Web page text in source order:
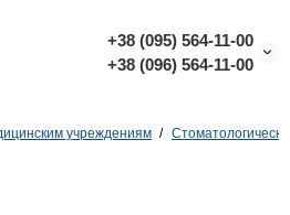
+38 (095) 564-11-00
+38 (096) 564-11-00
учреждениям